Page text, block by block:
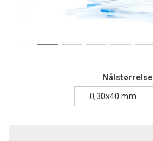
Nålstørrelse
0,30x40 mm